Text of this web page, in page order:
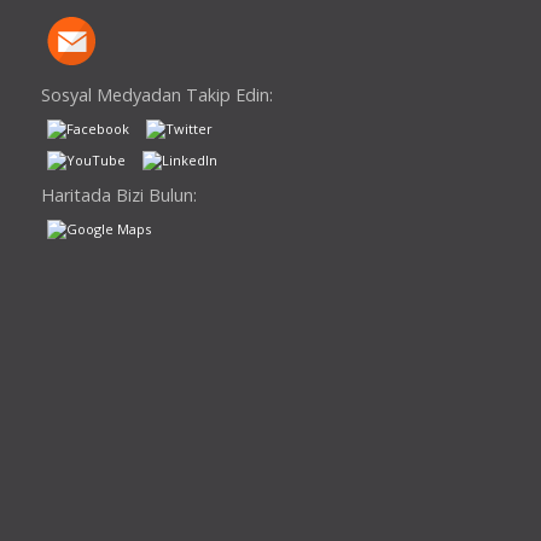
Sosyal Medyadan Takip Edin:
Haritada Bizi Bulun: